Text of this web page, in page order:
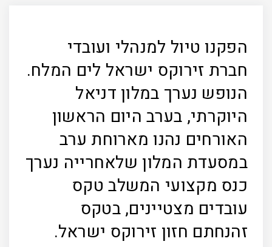
הפקנו טיול למנהלי ועובדי
חברת זירוקס ישראל לים המלח.
הנופש נערך במלון דניאל
היוקרתי, בערב היום הראשון
האורחים נהנו מארוחת ערב
במסעדת המלון שלאחרייה נערך
כנס מקצועי המשלב טקס
עובדים מצטיינים, בטקס
זהנחתם חזון זירוקס ישראל.